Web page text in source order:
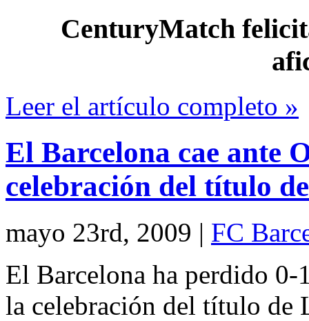
CenturyMatch
Leer el artículo completo »
El Barcelona cae ante
celebración del título
mayo 23rd, 2009 | FC
El Barcelona ha perdido 0-
la celebración del título de